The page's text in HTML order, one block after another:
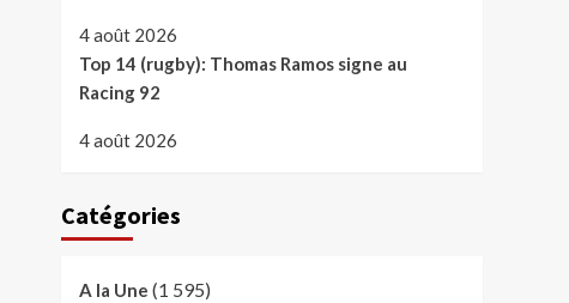
4 août 2026
Top 14 (rugby): Thomas Ramos signe au
Racing 92
4 août 2026
Catégories
A la Une (1 595)